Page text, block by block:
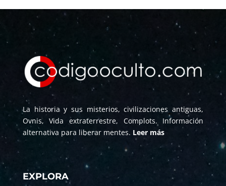
La historia y sus misterios, civilizaciones antiguas,
Ovnis, Vida extraterrestre, Complots. Información
alternativa para liberar mentes. Leer más
EXPLORA